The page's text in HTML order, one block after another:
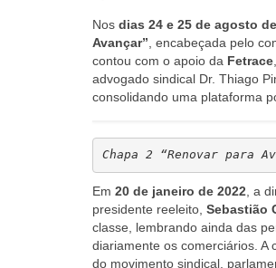
Nos dias 24 e 25 de agosto
Avançar” , encabeçada pelo
contou com o apoio da Fetrace
advogado sindical Dr. Thiago
consolidando uma plataforma
Chapa 2 “Renovar para
Em 20 de janeiro de 2022 , a
presidente reeleito, Sebastião
classe, lembrando ainda das
diariamente os comerciários. A
do movimento sindical,